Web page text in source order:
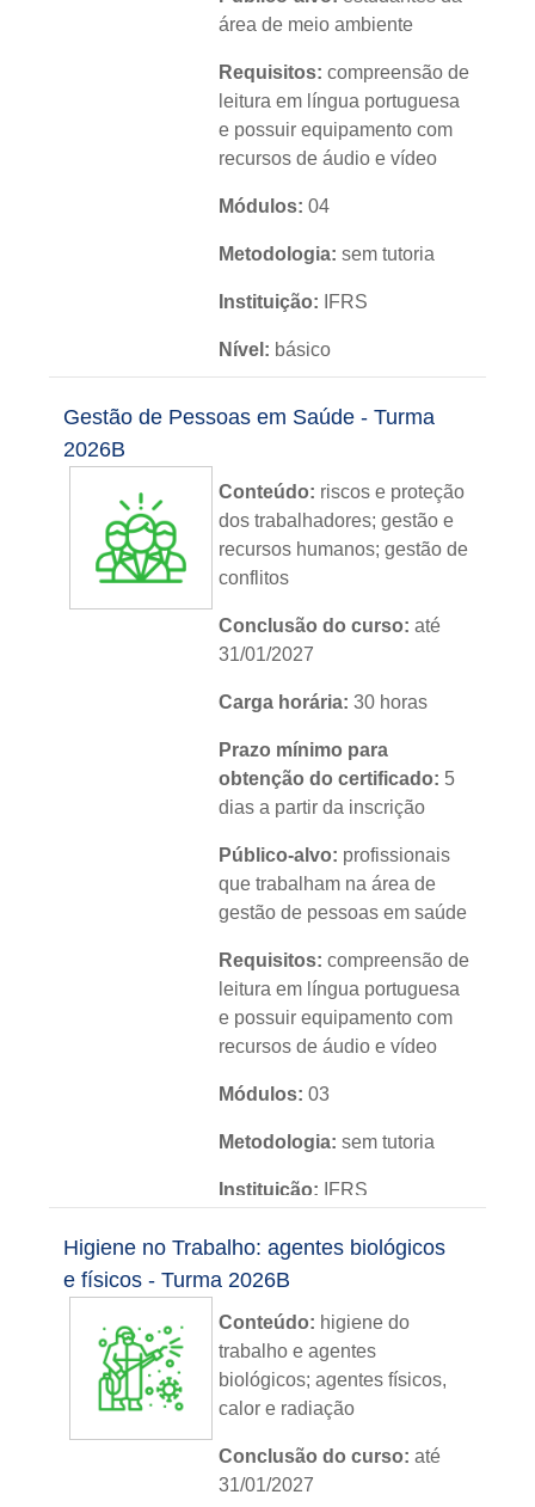
área de meio ambiente
Requisitos: compreensão de
leitura em língua portuguesa
e possuir equipamento com
recursos de áudio e vídeo
Módulos: 04
Metodologia: sem tutoria
Instituição: IFRS
Nível: básico
Gestão de Pessoas em Saúde - Turma
2026B
Conteúdo: riscos e proteção
dos trabalhadores; gestão e
recursos humanos; gestão de
conflitos
Conclusão do curso: até
31/01/2027
Carga horária: 30 horas
Prazo mínimo para
obtenção do certificado: 5
dias a partir da inscrição
Público-alvo: profissionais
que trabalham na área de
gestão de pessoas em saúde
Requisitos: compreensão de
leitura em língua portuguesa
e possuir equipamento com
recursos de áudio e vídeo
Módulos: 03
Metodologia: sem tutoria
Instituição: IFRS
Nível: básico
Idioma:português
Higiene no Trabalho: agentes biológicos
e físicos - Turma 2026B
Conteúdo: higiene do
trabalho e agentes
biológicos; agentes físicos,
calor e radiação
Conclusão do curso: até
31/01/2027